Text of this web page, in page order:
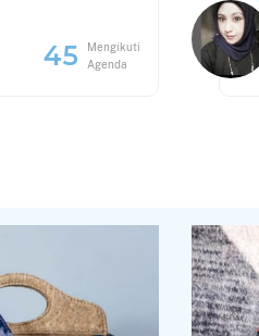
45
Mengikuti
Agenda